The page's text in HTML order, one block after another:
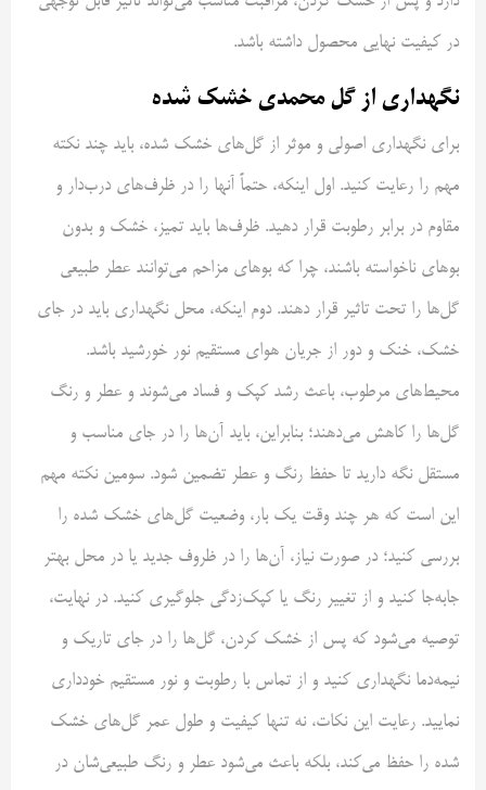
در کیفیت نهایی محصول داشته باشد.
نگهداری از گل محمدی خشک شده
برای نگهداری اصولی و موثر از گل‌های خشک شده، باید چند نکته
مهم را رعایت کنید. اول اینکه، حتماً آنها را در ظرف‌های درب‌دار و
مقاوم در برابر رطوبت قرار دهید. ظرف‌ها باید تمیز، خشک و بدون
بوهای ناخواسته باشند، چرا که بوهای مزاحم می‌توانند عطر طبیعی
گل‌ها را تحت تاثیر قرار دهند. دوم اینکه، محل نگهداری باید در جای
خشک، خنک و دور از جریان هوای مستقیم نور خورشید باشد.
محیط‌های مرطوب، باعث رشد کپک و فساد می‌شوند و عطر و رنگ
گل‌ها را کاهش می‌دهند؛ بنابراین، باید آن‌ها را در جای مناسب و
مستقل نگه دارید تا حفظ رنگ و عطر تضمین شود. سومین نکته مهم
این است که هر چند وقت یک بار، وضعیت گل‌های خشک شده را
بررسی کنید؛ در صورت نیاز، آن‌ها را در ظروف جدید یا در محل بهتر
جابه‌جا کنید و از تغییر رنگ یا کپک‌زدگی جلوگیری کنید. در نهایت،
توصیه می‌شود که پس از خشک کردن، گل‌ها را در جای تاریک و
نیمه‌دما نگهداری کنید و از تماس با رطوبت و نور مستقیم خودداری
نمایید. رعایت این نکات، نه تنها کیفیت و طول عمر گل‌های خشک
شده را حفظ می‌کند، بلکه باعث می‌شود عطر و رنگ طبیعی‌شان در